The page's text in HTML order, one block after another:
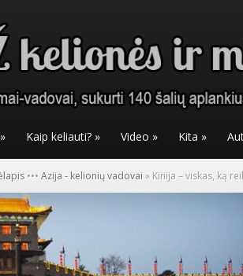
» Kaip keliauti? » Video » Kita »
••• Azija - kelionių vadovai » Kinija – viskas, ką